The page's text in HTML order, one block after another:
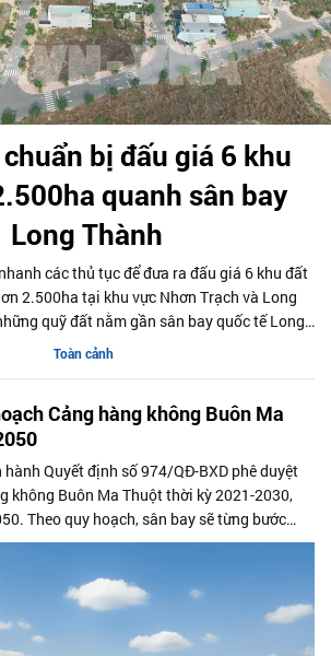
bị đấu giá 6 khu
quanh sân bay
Long Thành
các thủ tục để đưa ra đấu giá 6 khu đất
2.500ha tại khu vực Nhơn Trạch và Long
quỹ đất nằm gần sân bay quốc tế Long
tạo nguồn lực lớn cho phát triển hạ tầng và
Toàn cảnh
Cảng hàng không Buôn Ma
hành Quyết định số 974/QĐ-BXD phê duyệt
không Buôn Ma Thuột thời kỳ 2021-2030,
Theo quy hoạch, sân bay sẽ từng bước
khai thác, hướng tới công suất 7 triệu hành
triển kinh tế - xã hội và tăng cường kết nối